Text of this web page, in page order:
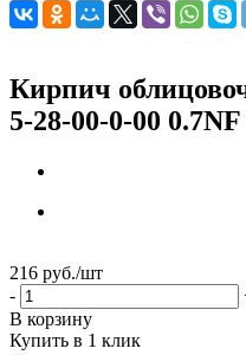
Кирпич
5-28-00-0-00
216 руб./шт
-
В корзину
Купить в 1 клик